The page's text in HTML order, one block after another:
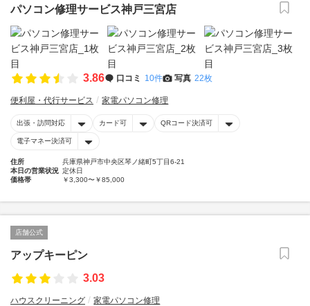
パソコン修理サービス神戸三宮店
3.86 口コミ 10件 写真 22枚
便利屋・代行サービス 家電パソコン修理
出張・訪問対応 カード可 QRコード決済可
電子マネー決済可
住所
兵庫県神戸市中央区琴ノ緒町5丁目6-21
本日の営業状況 定休日
価格帯
￥3,300〜￥85,000
店舗公式
アップキーピン
3.03
ハウスクリーニング 家電パソコン修理